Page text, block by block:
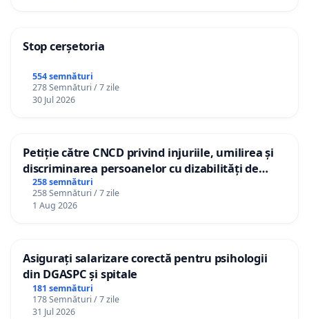
Stop cerșetoria
554 semnături
278 Semnături / 7 zile
30 Jul 2026
Petiție către CNCD privind injuriile, umilirea și
discriminarea persoanelor cu dizabilități de
către utilizatorul TikTok „Gorici”
258 semnături
258 Semnături / 7 zile
1 Aug 2026
Asigurați salarizare corectă pentru psihologii
din DGASPC și spitale
181 semnături
178 Semnături / 7 zile
31 Jul 2026